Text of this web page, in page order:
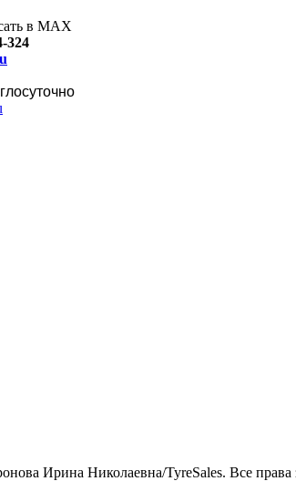
в MAX
324
Ирина Николаевна/TyreSales. Все